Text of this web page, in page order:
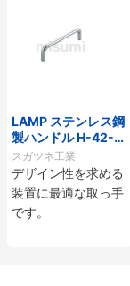
LAMP ステンレス鋼
製ハンドル H-42-C
型
スガツネ工業
デザイン性を求める
装置に最適な取っ手
です。